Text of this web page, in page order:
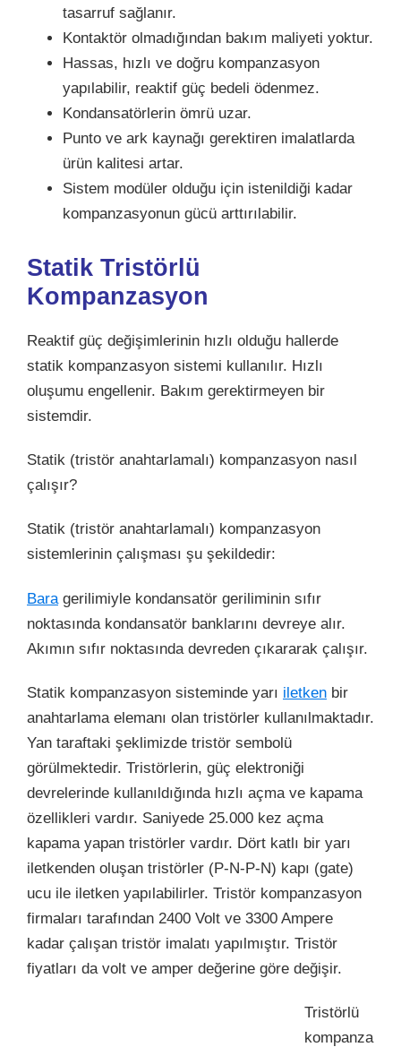
tasarruf sağlanır.
Kontaktör olmadığından bakım maliyeti yoktur.
Hassas, hızlı ve doğru kompanzasyon
yapılabilir, reaktif güç bedeli ödenmez.
Kondansatörlerin ömrü uzar.
Punto ve ark kaynağı gerektiren imalatlarda
ürün kalitesi artar.
Sistem modüler olduğu için istenildiği kadar
kompanzasyonun gücü arttırılabilir.
Statik Tristörlü
Kompanzasyon
Reaktif güç değişimlerinin hızlı olduğu hallerde
statik kompanzasyon sistemi kullanılır. Hızlı
oluşumu engellenir. Bakım gerektirmeyen bir
sistemdir.
Statik (tristör anahtarlamalı) kompanzasyon nasıl
çalışır?
Statik (tristör anahtarlamalı) kompanzasyon
sistemlerinin çalışması şu şekildedir:
Bara gerilimiyle kondansatör geriliminin sıfır
noktasında kondansatör banklarını devreye alır.
Akımın sıfır noktasında devreden çıkararak çalışır.
Statik kompanzasyon sisteminde yarı iletken bir
anahtarlama elemanı olan tristörler kullanılmaktadır.
Yan taraftaki şeklimizde tristör sembolü
görülmektedir. Tristörlerin, güç elektroniği
devrelerinde kullanıldığında hızlı açma ve kapama
özellikleri vardır. Saniyede 25.000 kez açma
kapama yapan tristörler vardır. Dört katlı bir yarı
iletkenden oluşan tristörler (P-N-P-N) kapı (gate)
ucu ile iletken yapılabilirler. Tristör kompanzasyon
firmaları tarafından 2400 Volt ve 3300 Ampere
kadar çalışan tristör imalatı yapılmıştır. Tristör
fiyatları da volt ve amper değerine göre değişir.
Tristörlü
kompanza